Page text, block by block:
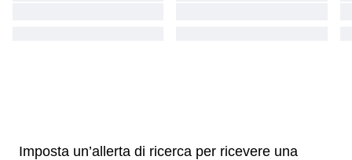
Imposta un’allerta di ricerca per ricevere una